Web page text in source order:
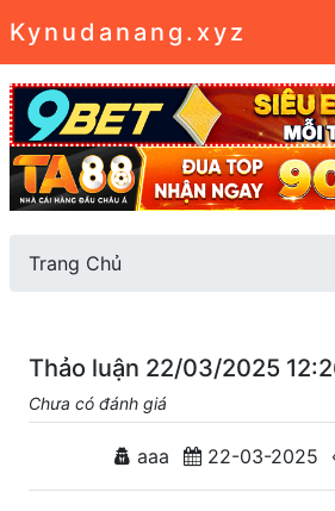
Kynudanang.xyz
Trang Chủ
Thảo luận 22/03/2025
Chưa có đánh giá
aaa 22-03-2025